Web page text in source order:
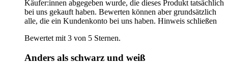
Käufer:innen abgegeben wurde, die dieses Produkt tatsächlich
bei uns gekauft haben. Bewerten können aber grundsätzlich
alle, die ein Kundenkonto bei uns haben. Hinweis schließen
Bewertet mit 3 von 5 Sternen.
Anders als schwarz und weiß